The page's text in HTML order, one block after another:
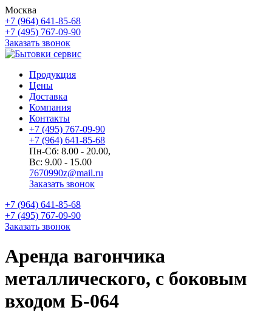
Москва
+7 (964) 641-85-68
+7 (495) 767-09-90
Заказать звонок
Продукция
Цены
Доставка
Компания
Контакты
+7 (495) 767-09-90
+7 (964) 641-85-68
Пн-Сб: 8.00 - 20.00,
Вс: 9.00 - 15.00
7670990z@mail.ru
Заказать звонок
+7 (964) 641-85-68
+7 (495) 767-09-90
Заказать звонок
Аренда вагончика
металлического, с боковым
входом Б-064